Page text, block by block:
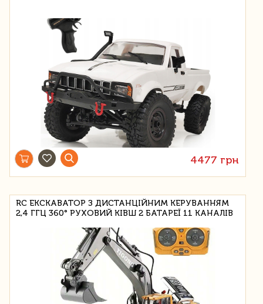
4477 грн
RC ЕКСКАВАТОР З ДИСТАНЦІЙНИМ КЕРУВАННЯМ
2,4 ГГЦ 360° РУХОВИЙ КІВШ 2 БАТАРЕЇ 11 КАНАЛІВ